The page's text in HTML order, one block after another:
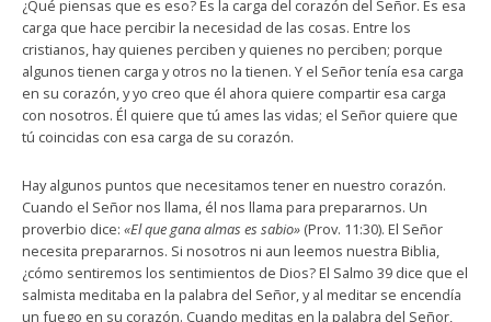
¿Qué piensas que es eso? Es la carga del corazón del Señor. Es esa
carga que hace percibir la necesidad de las cosas. Entre los
cristianos, hay quienes perciben y quienes no perciben; porque
algunos tienen carga y otros no la tienen. Y el Señor tenía esa carga
en su corazón, y yo creo que él ahora quiere compartir esa carga
con nosotros. Él quiere que tú ames las vidas; el Señor quiere que
tú coincidas con esa carga de su corazón.
Hay algunos puntos que necesitamos tener en nuestro corazón.
Cuando el Señor nos llama, él nos llama para prepararnos. Un
proverbio dice: «El que gana almas es sabio» (Prov. 11:30). El Señor
necesita prepararnos. Si nosotros ni aun leemos nuestra Biblia,
¿cómo sentiremos los sentimientos de Dios? El Salmo 39 dice que el
salmista meditaba en la palabra del Señor, y al meditar se encendía
un fuego en su corazón. Cuando meditas en la palabra del Señor,